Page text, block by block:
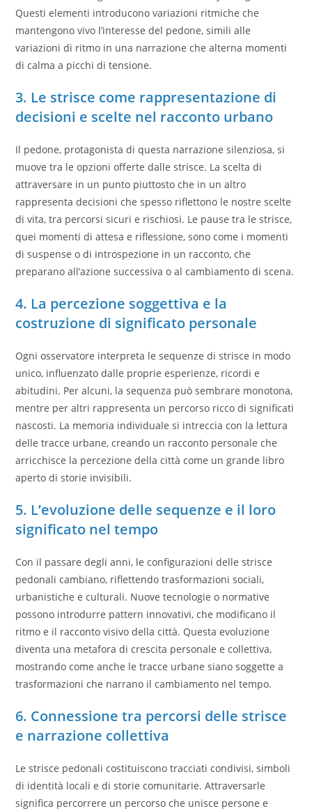
Questi elementi introducono variazioni ritmiche che
mantengono vivo l’interesse del pedone, simili alle
variazioni di ritmo in una narrazione che alterna momenti
di calma a picchi di tensione.
3. Le strisce come rappresentazione di
decisioni e scelte nel racconto urbano
Il pedone, protagonista di questa narrazione silenziosa, si
muove tra le opzioni offerte dalle strisce. La scelta di
attraversare in un punto piuttosto che in un altro
rappresenta decisioni che spesso riflettono le nostre scelte
di vita, tra percorsi sicuri e rischiosi. Le pause tra le strisce,
quei momenti di attesa e riflessione, sono come i momenti
di suspense o di introspezione in un racconto, che
preparano all’azione successiva o al cambiamento di scena.
4. La percezione soggettiva e la
costruzione di significato personale
Ogni osservatore interpreta le sequenze di strisce in modo
unico, influenzato dalle proprie esperienze, ricordi e
abitudini. Per alcuni, la sequenza può sembrare monotona,
mentre per altri rappresenta un percorso ricco di significati
nascosti. La memoria individuale si intreccia con la lettura
delle tracce urbane, creando un racconto personale che
arricchisce la percezione della città come un grande libro
aperto di storie invisibili.
5. L’evoluzione delle sequenze e il loro
significato nel tempo
Con il passare degli anni, le configurazioni delle strisce
pedonali cambiano, riflettendo trasformazioni sociali,
urbanistiche e culturali. Nuove tecnologie o normative
possono introdurre pattern innovativi, che modificano il
ritmo e il racconto visivo della città. Questa evoluzione
diventa una metafora di crescita personale e collettiva,
mostrando come anche le tracce urbane siano soggette a
trasformazioni che narrano il cambiamento nel tempo.
6. Connessione tra percorsi delle strisce
e narrazione collettiva
Le strisce pedonali costituiscono tracciati condivisi, simboli
di identità locali e di storie comunitarie. Attraversarle
significa percorrere un percorso che unisce persone e